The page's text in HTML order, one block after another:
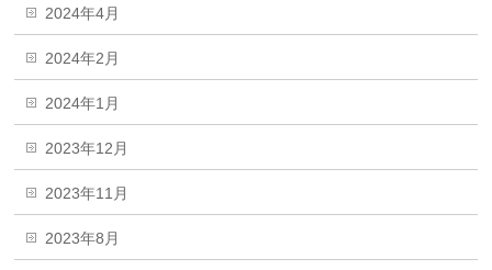
2024年4月
2024年2月
2024年1月
2023年12月
2023年11月
2023年8月